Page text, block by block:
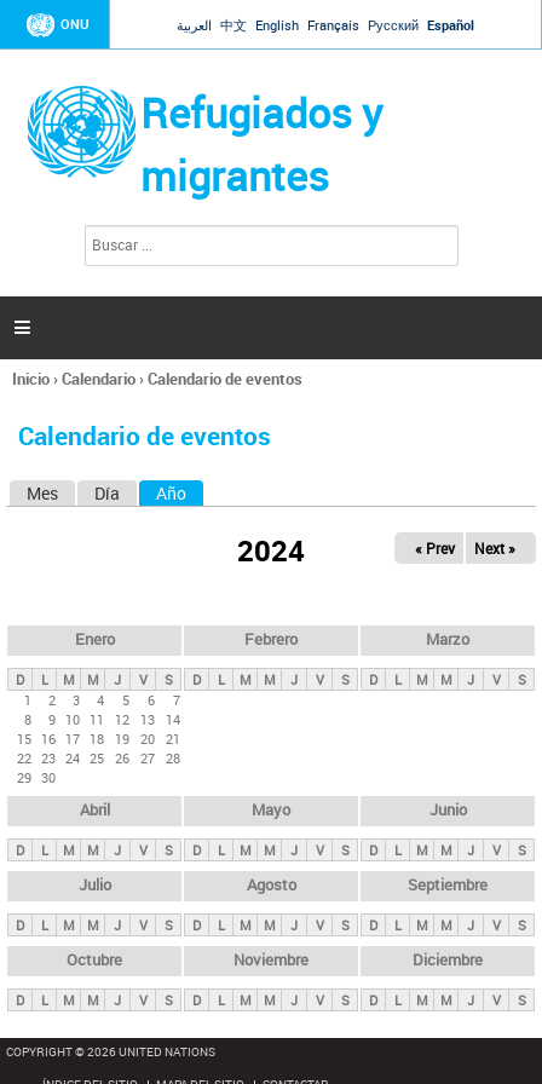
Jump to navigation
ONU العربية 中文 English Français Русский Español
Refugiados y
migrantes
l
d
s

Se
usted
Inicio›Calendario›Calendario de eventos
Calendario de eventos
s
p
n
i
p
a
l
s
Mes Día Año
2024 « Prev Next »
Enero
D L M M J V
S
1
2 3 4 5 6
7
8
9 10 11 12 13
14
15 16 17 18 19 20 21
22 23 24 25 26 27 28
29 30
Febrero
D L M M J V S
Marzo
D L M M J V S
Abril
D L M M J V S
Mayo
D L M M J V S
Junio
D L M M J V S
Julio
D L M M J V S
Agosto
D L M M J V S
Septiembre
D L M M J V S
Octubre
D L M M J V S
Noviembre
D L M M J V S
Diciembre
D L M M J V S
COPYRIGHT © 2026 UNITED NATIONS